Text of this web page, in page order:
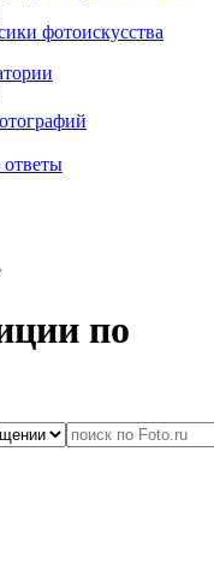
фотоискусства
по